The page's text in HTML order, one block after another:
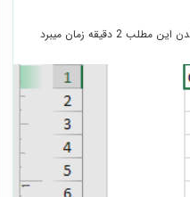
مطلب 2 دقیقه زمان میبرد